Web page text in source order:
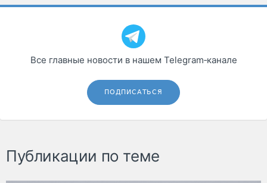
Все главные новости в нашем Telegram‑канале
ПОДПИСАТЬСЯ
Публикации по теме